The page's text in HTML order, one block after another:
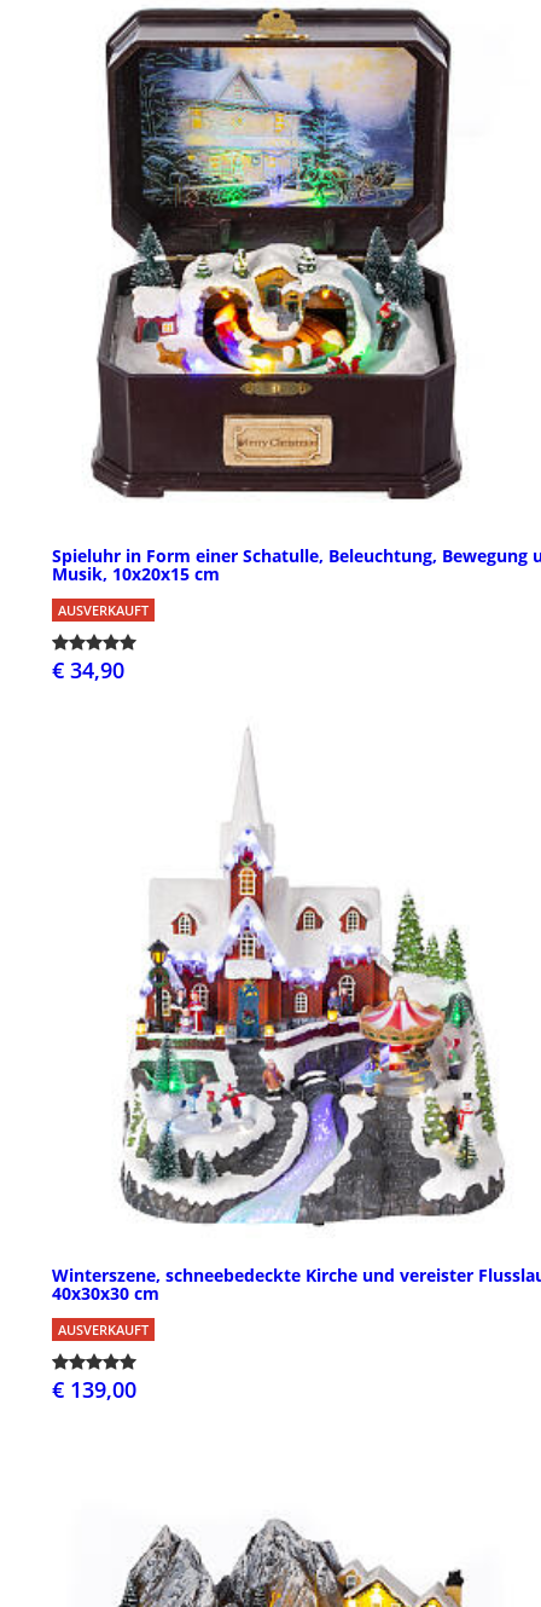
Spieluhr in Form einer Schatulle, Beleuchtung, Bewegung
Musik, 10x20x15 cm
AUSVERKAUFT
€ 34,90
Winterszene, schneebedeckte Kirche und vereister
40x30x30 cm
AUSVERKAUFT
€ 139,00